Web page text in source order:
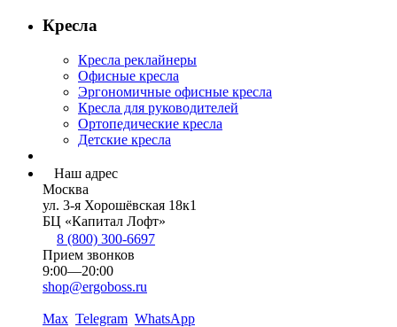
Кресла
Кресла реклайнеры
Офисные кресла
Эргономичные офисные кресла
Кресла для руководителей
Ортопедические кресла
Детские кресла
Наш адрес
Москва
ул. 3-я Хорошёвская 18к1
БЦ «Капитал Лофт»
8 (800) 300-6697
Прием звонков
9:00—20:00
shop@ergoboss.ru
Max Telegram WhatsApp